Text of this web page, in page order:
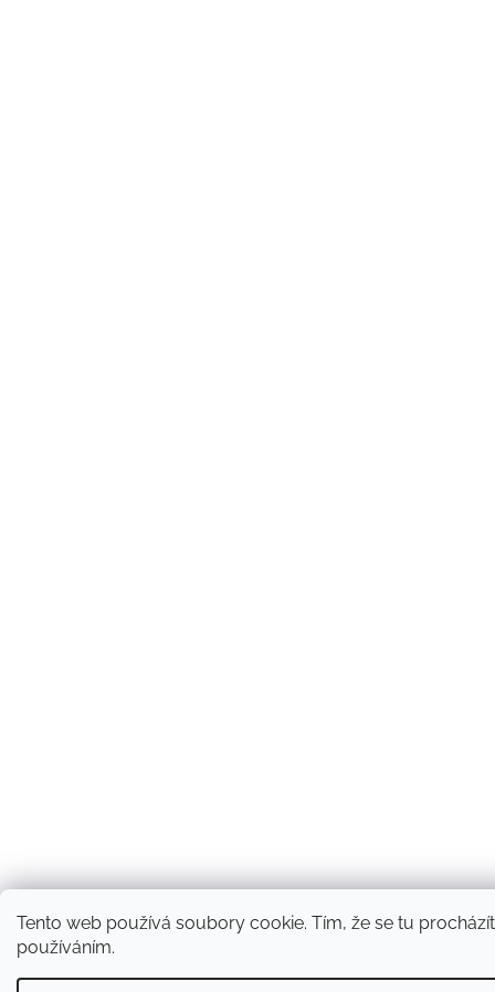
Tento web používá soubory cookie. Tím, že se tu
používáním.